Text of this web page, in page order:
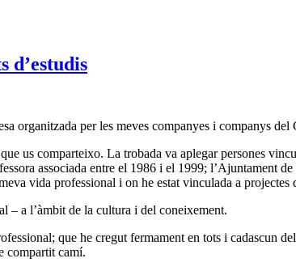
d’estudis
organitzada per les meves companyes i companys
us comparteixo. La trobada va aplegar persones
associada entre el 1986 i el 1999; l’Ajuntament
vida professional i on he estat vinculada a
– a l’àmbit de la cultura i del coneixement.
que he cregut fermament en tots i cadascun
compartit camí.